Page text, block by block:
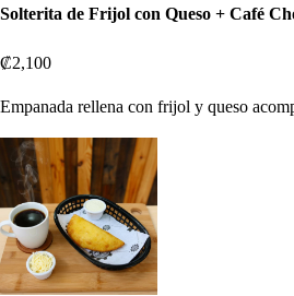
Solterita de Frijol con Queso + Café
₡2,100
Empanada rellena con frijol y queso